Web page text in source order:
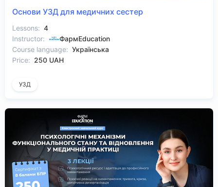
Основи УЗД для медичних сестер
Lessons: 4
Instructor:
ФармEducation
Course language: Українська
Price: 250 UAH
УЗД